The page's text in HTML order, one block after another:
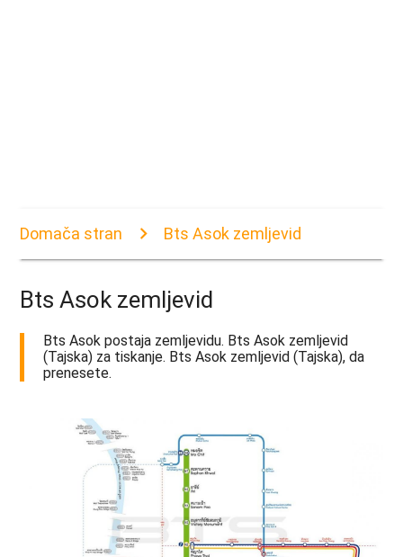
Domača stran Bts Asok zemljevid
Bts Asok zemljevid
Bts Asok postaja zemljevidu. Bts Asok zemljevid
(Tajska) za tiskanje. Bts Asok zemljevid (Tajska), da
prenesete.